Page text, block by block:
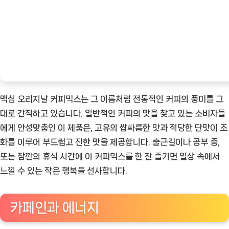
맥심 오리지날 커피믹스는 그 이름처럼 전통적인 커피의 풍미를 그
대로 간직하고 있습니다. 일반적인 커피의 맛을 찾고 있는 소비자들
에게 안성맞춤인 이 제품은, 고유의 쌉싸름한 맛과 적당한 단맛이 조
화를 이루어 부드럽고 진한 맛을 제공합니다. 출근길이나 공부 중,
또는 잠깐의 휴식 시간에 이 커피믹스를 한 잔 즐기면 일상 속에서
느낄 수 있는 작은 행복을 선사합니다.
카페인과 에너지